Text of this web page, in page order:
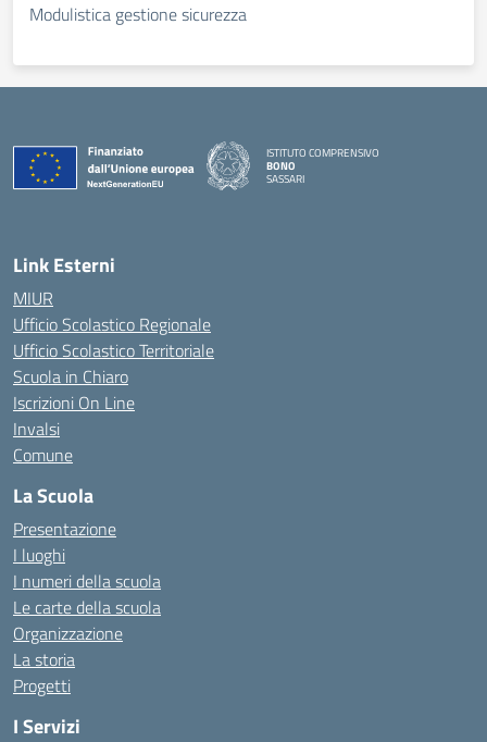
Modulistica gestione sicurezza
ISTITUTO COMPRENSIVO
BONO
SASSARI
Link Esterni
MIUR
Ufficio Scolastico Regionale
Ufficio Scolastico Territoriale
Scuola in Chiaro
Iscrizioni On Line
Invalsi
Comune
La Scuola
Presentazione
I luoghi
I numeri della scuola
Le carte della scuola
Organizzazione
La storia
Progetti
I Servizi